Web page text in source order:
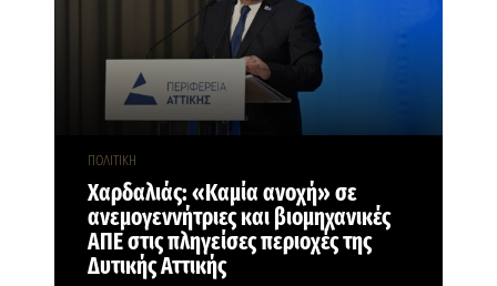
ΠΟΛΙΤΙΚΗ
Χαρδαλιάς: «Καμία ανοχή» σε
ανεμογεννήτριες και βιομηχανικές
ΑΠΕ στις πληγείσες περιοχές της
Δυτικής Αττικής